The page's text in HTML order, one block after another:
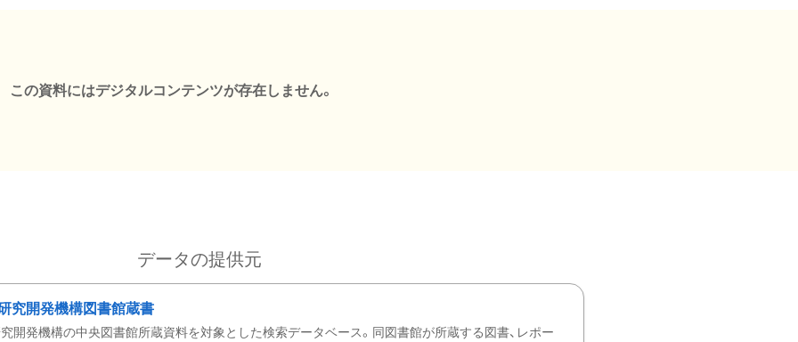
この資料にはデジタルコンテンツが存在しません。
データの提供元
究開発機構図書館蔵書
開発機構の中央図書館所蔵資料を対象とした検索データベース。同図書館が所蔵する図書、レポー